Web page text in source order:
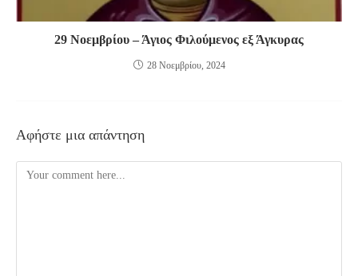
29 Νοεμβρίου – Άγιος Φιλούμενος εξ Άγκυρας
28 Νοεμβρίου, 2024
Αφήστε μια απάντηση
Comment